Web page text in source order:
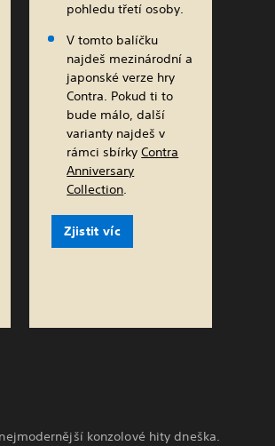
pohledu třetí osoby.
V tomto balíčku
najdeš mezinárodní a
japonské verze hry
Contra. Pokud ti to
bude málo, další
varianty najdeš v
rámci sbírkyContra
Anniversary
Collection.
Zjistit víc
konzolové hity dneška.